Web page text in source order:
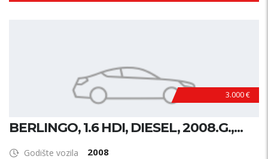
3.000 €
BERLINGO, 1.6 HDI, DIESEL, 2008.G.,...
Godište vozila 2008